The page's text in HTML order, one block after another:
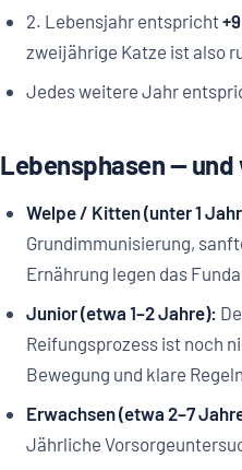
2. Lebensjahr entspricht
zweijährige Katze ist also
Jedes weitere Jahr
Lebensphasen —
Welpe / Kitten (unter 1
Grundimmunisierung,
Ernährung legen das
Junior (etwa 1–2 Jahre):
Reifungsprozess ist noch
Bewegung und klare
Erwachsen (etwa 2–7
Jährliche